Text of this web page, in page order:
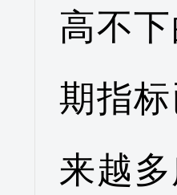
高不
期指
来越